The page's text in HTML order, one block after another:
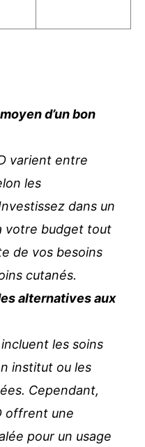
d’un bon
varient entre
les
dans un
votre budget tout
de vos besoins
cutanés.
alternatives aux
les soins
institut ou les
Cependant,
offrent une
pour un usage